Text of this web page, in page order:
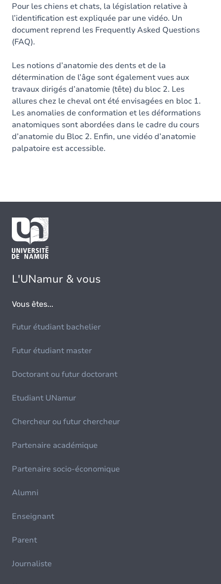
Pour les chiens et chats, la législation relative à
l’identification est expliquée par une vidéo. Un
document reprend les Frequently Asked Questions
(FAQ).
Les notions d’anatomie des dents et de la
détermination de l’âge sont également vues aux
travaux dirigés d’anatomie (tête) du bloc 2. Les
allures chez le cheval ont été envisagées en bloc 1.
Les anomalies de conformation et les déformations
anatomiques sont abordées dans le cadre du cours
d’anatomie du Bloc 2. Enfin, une vidéo d’anatomie
palpatoire est accessible.
L'UNamur & vous
Vous êtes...
Futur étudiant bachelier
Futur étudiant master
Doctorant ou futur doctorant
Etudiant UNamur
Chercheur ou futur chercheur
Partenaire académique
Partenaire socio-économique
Alumni
Enseignant
Parent
Journaliste